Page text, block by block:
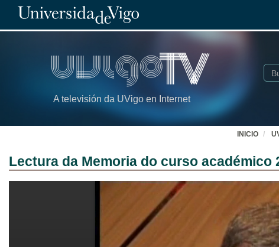
A televisión da UVigo en Internet
INICIO
Lectura da Memoria do curso académico